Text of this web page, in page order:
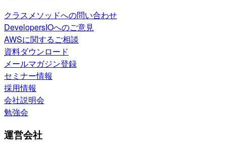
クラスメソッドへの問い合わせ
DevelopersIOへのご意見
AWSに関するご相談
資料ダウンロード
メールマガジン登録
セミナー情報
採用情報
会社説明会
勉強会
運営会社